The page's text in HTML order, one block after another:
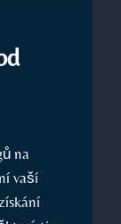
⁢na
vaší